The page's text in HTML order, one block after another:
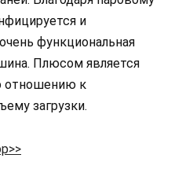
и
функциональная
Плюсом является
отношению к
загрузки.